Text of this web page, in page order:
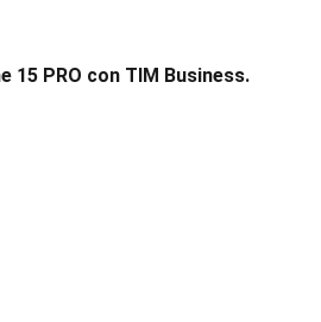
15 PRO con TIM Business.